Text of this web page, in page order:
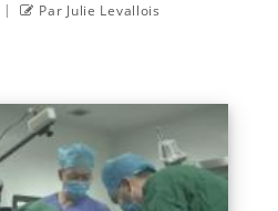
| Par Julie Levallois